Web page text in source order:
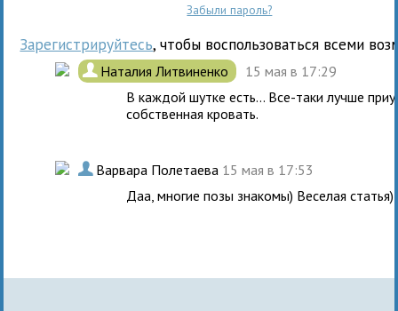
Забыли пароль?
Зарегистрируйтесь, чтобы воспользоваться всеми
. Наталия Литвиненко
15 мая в 17:29
В каждой шутке есть... Все-таки лучше
собственная кровать.
. Варвара Полетаева 15 мая в 17:53
Даа, многие позы знакомы) Веселая